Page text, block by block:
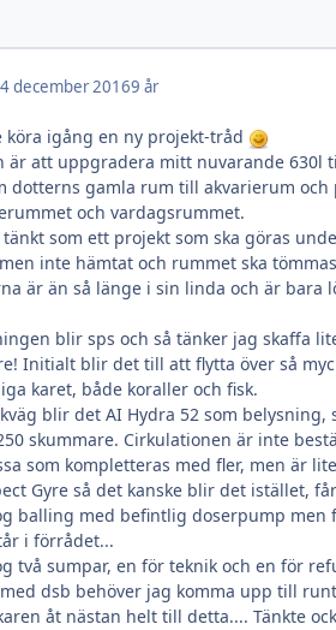
4 december 20169 år
köra igång en ny projekt-tråd
är att uppgradera mitt nuvarande 630l
dotterns gamla rum till akvarierum
och vardagsrummet.
tänkt som ett projekt som ska göras
inte hämtat och rummet ska
är än så länge i sin linda och är bara
blir sps och så tänker jag skaffa
Initialt blir det till att flytta över så
karet, både koraller och fisk.
blir det AI Hydra 52 som
skummare. Cirkulationen är inte
som kompletteras med fler, men är
Gyre så det kanske blir det istället,
balling med befintlig doserpump
i förrådet...
två sumpar, en för teknik och en för
dsb behöver jag komma upp till
åt nästan helt till detta.... Tänkte